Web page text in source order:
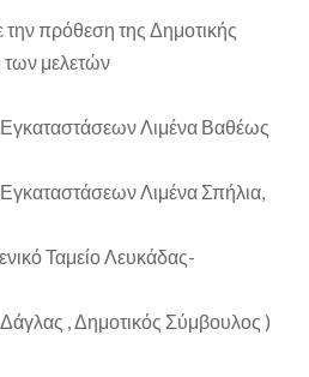
πρόθεση της Δημοτικής
των μελετών
Λιμένα Βαθέως
Λιμένα Σπήλια,
Ταμείο Λευκάδας-
, Δημοτικός Σύμβουλος )